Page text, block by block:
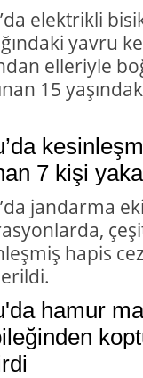
elektrikli
yavru
elleriyle
15
7 kişi
jandarma
hapis
hamur